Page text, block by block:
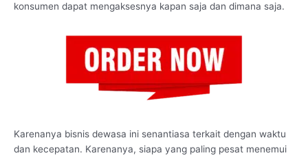
konsumen dapat mengaksesnya kapan saja dan dimana saja.
Karenanya bisnis dewasa ini senantiasa terkait dengan waktu
dan kecepatan. Karenanya, siapa yang paling pesat menemui